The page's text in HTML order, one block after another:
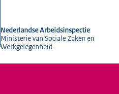
Nederlandse Arbeidsinspectie
Ministerie van Sociale Zaken en
Werkgelegenheid